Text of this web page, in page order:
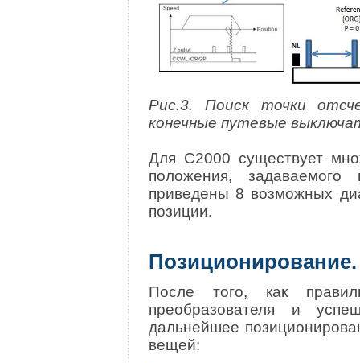
Рис.3. Поиск точки
конечные путевые
Для C2000 существует
положения,
приведены 8 возможных
позиции.
Позиционирование.
После того, как
преобразователя и
дальнейшее
вещей: